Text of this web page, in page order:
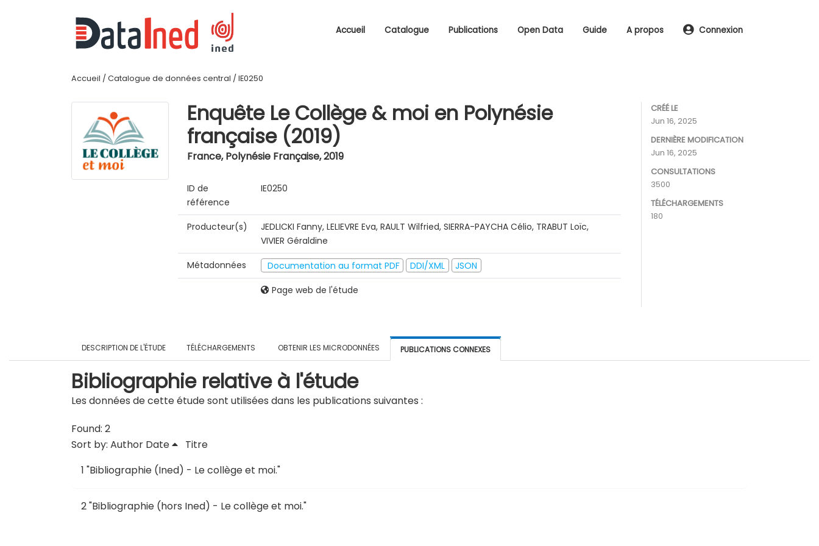
Accueil Catalogue Publications Open Data Guide A propos Connexion
Accueil / Catalogue de données central / IE0250
Enquête Le Collège & moi en Polynésie
française (2019)
France, Polynésie Française,2019
ID de
référence
IE0250
Producteur(s)
JEDLICKI Fanny, LELIEVRE Eva, RAULT Wilfried, SIERRA-PAYCHA Célio, TRABUT Loïc,
VIVIER Géraldine
Métadonnées
Documentation au format PDF DDI/XML
JSON
Page web de l'étude
CRÉÉ LE
Jun 16, 2025
DERNIÈRE MODIFICATION
Jun 16, 2025
CONSULTATIONS
3500
TÉLÉCHARGEMENTS
180
DESCRIPTION DE L'ÉTUDE TÉLÉCHARGEMENTS OBTENIR LES MICRODONNÉES PUBLICATIONS CONNEXES
Bibliographie relative à l'étude
Les données de cette étude sont utilisées dans les publications suivantes :
Found: 2
Sort by: Author Date
Titre
1 "Bibliographie (Ined) - Le collège et moi."
2"Bibliographie (hors Ined) - Le collège et moi."